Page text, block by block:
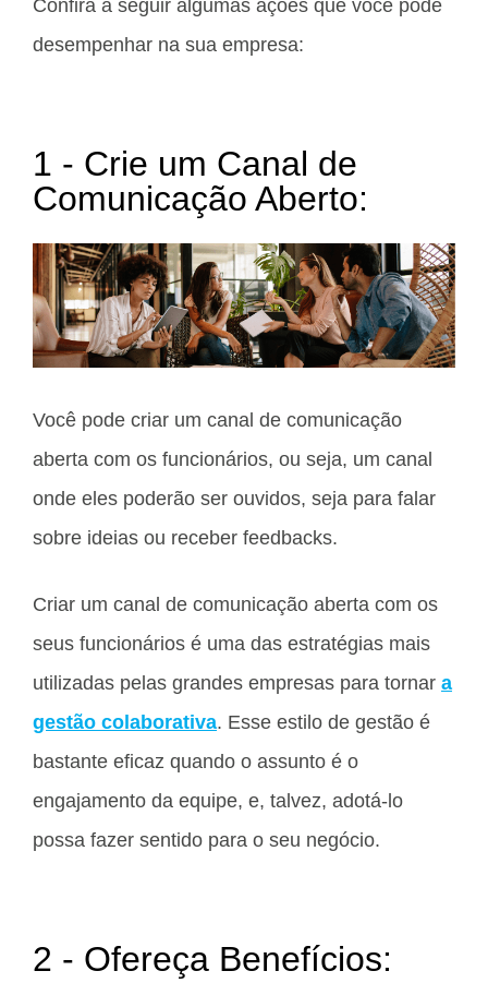
Confira a seguir algumas ações que você pode
desempenhar na sua empresa:
1 - Crie um Canal de
Comunicação Aberto:
Você pode criar um canal de comunicação
aberta com os funcionários, ou seja, um canal
onde eles poderão ser ouvidos, seja para falar
sobre ideias ou receber feedbacks.
Criar um canal de comunicação aberta com os
seus funcionários é uma das estratégias mais
utilizadas pelas grandes empresas para tornar a
gestão colaborativa. Esse estilo de gestão é
bastante eficaz quando o assunto é o
engajamento da equipe, e, talvez, adotá-lo
possa fazer sentido para o seu negócio.
2 - Ofereça Benefícios: